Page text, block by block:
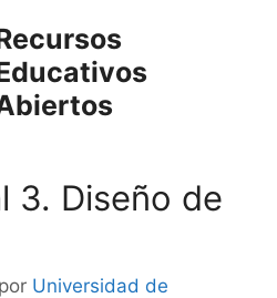
3. Diseño de
por Universidad de